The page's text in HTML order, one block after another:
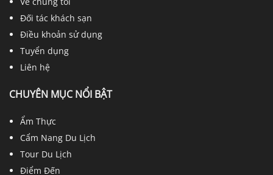
Đối tác khách sạn
Điều khoản sử dụng
Tuyển dụng
Liên hệ
CHUYÊN MỤC NỔI BẬT
Ẩm Thực
Cẩm Nang Du Lịch
Tour Du Lịch
Điểm Đến